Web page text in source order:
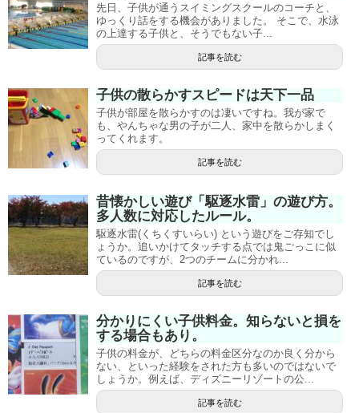
先日、子供が通うスイミングスクールのコーチと、
ゆっくり話をする機会がありました。 そこで、水泳
の上達する子供と、そうでもない子...
記事を読む
子供の散らかすスピードは天下一品
子供が部屋を散らかすのは凄いですね。我が家で
も、やんちゃな男の子が二人、家中を散らかしまく
ってくれます。
記事を読む
昔懐かしい遊び「駆逐水雷」の遊び方。
多人数に対応したルール。
駆逐水雷(くちくすいらい) という遊びをご存知でし
ょうか。追いかけてタッチする点では鬼ごっこに似
ているのですが、2つのチームに分かれ...
記事を読む
分かりにくい子供料金。知らないと損を
する場合もあり。
子供の料金が、どちらの料金区分なのか良く分から
ない、といった経験をされた方も多いのではないで
しょうか。例えば、ディズニーリゾートの公...
記事を読む